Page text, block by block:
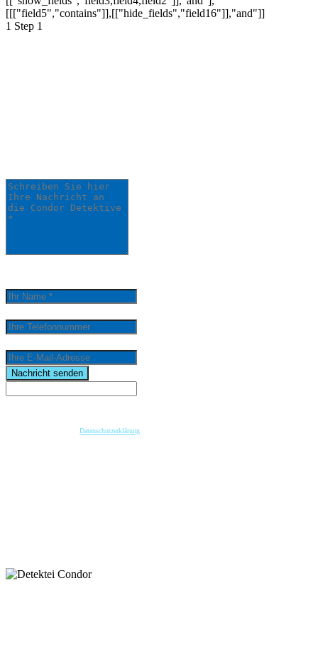
[[["field5","contains"]],[["hide_fields","field16"]],"and"]]
1 Step 1
Nachricht senden
Datenschutzerklärung